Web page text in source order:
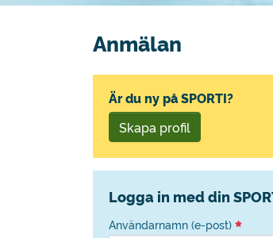
Anmälan
Är du ny på SPORTI?
Skapa profil
Logga in med din
Användarnamn (e-post)